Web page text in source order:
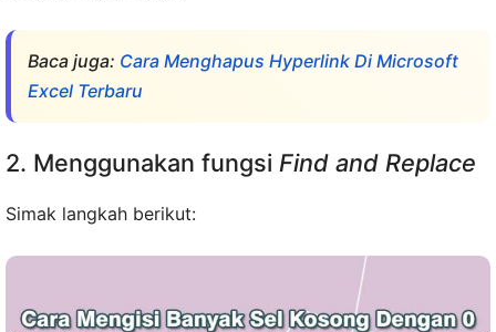
Baca juga: Cara Menghapus Hyperlink Di Microsoft
Excel Terbaru
2. Menggunakan fungsi Find and Replace
Simak langkah berikut: